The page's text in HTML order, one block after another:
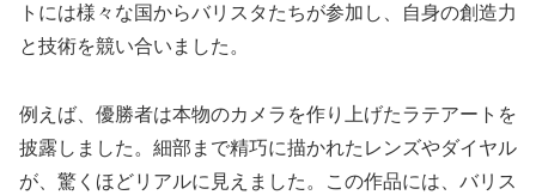
トには様々な国からバリスタたちが参加し、自身の創造力
と技術を競い合いました。
例えば、優勝者は本物のカメラを作り上げたラテアートを
披露しました。細部まで精巧に描かれたレンズやダイヤル
が、驚くほどリアルに見えました。この作品には、バリス